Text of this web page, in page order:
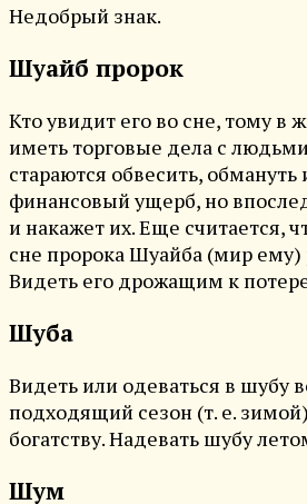
Недобрый знак.
Шуайб пророк
Кто увидит его во сне, тому в
иметь торговые дела с
стараются обвесить, обмануть
финансовый ущерб, но
и накажет их. Еще считается,
сне пророка Шуайба (мир ему)
Видеть его дрожащим к
Шуба
Видеть или одеваться в шубу
подходящий сезон (т. е.
богатству. Надевать шубу
Шум